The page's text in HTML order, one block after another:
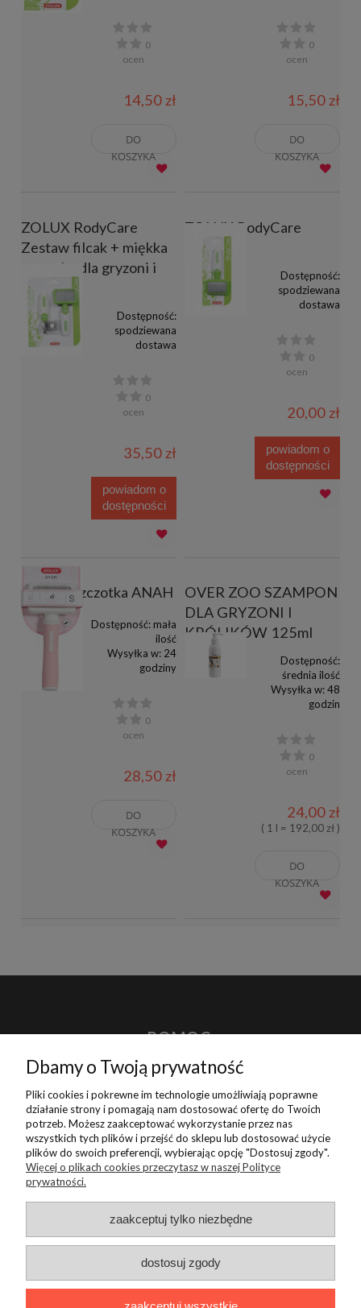
0
ocen
14,50 zł
DO
KOSZYKA
0
ocen
15,50 zł
DO
KOSZYKA
ZOLUX RodyCare
Zestaw filcak + miękka
szczotka dla gryzoni i
królików
Dostępność:
spodziewana
dostawa
0
ocen
35,50 zł
powiadom o
dostępności
ZOLUX RodyCare
zgrzebło
Dostępność:
spodziewana
dostawa
0
ocen
20,00 zł
powiadom o
dostępności
ZOLUX szczotka ANAH
Dostępność: mała
ilość
Wysyłka w: 24
godziny
0
ocen
28,50 zł
DO
KOSZYKA
OVER ZOO SZAMPON
DLA GRYZONI I
KRÓLIKÓW 125ml
Dostępność:
średnia ilość
Wysyłka w:48
godzin
0
ocen
24,00 zł
( 1 l = 192,00 zł )
DO
KOSZYKA
POMOC
PŁATNOŚCI I DOSTAWA
O NAS
Dbamy o Twoją prywatność
Pliki cookies i pokrewne im technologie umożliwiają poprawne
działanie strony i pomagają nam dostosować ofertę do Twoich
potrzeb. Możesz zaakceptować wykorzystanie przez nas
wszystkich tych plików i przejść do sklepu lub dostosować użycie
plików do swoich preferencji, wybierając opcję "Dostosuj zgody".
Więcej o plikach cookies przeczytasz w naszej Polityce
prywatności.
zaakceptuj tylko niezbędne
dostosuj zgody